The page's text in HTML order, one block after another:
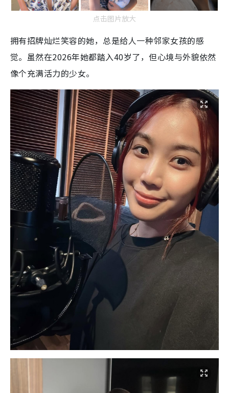
点击图片放大
拥有招牌灿烂笑容的她，总是给人一种邻家女孩的感
觉。虽然在2026年她都踏入40岁了，但心境与外貌依然
像个充满活力的少女。